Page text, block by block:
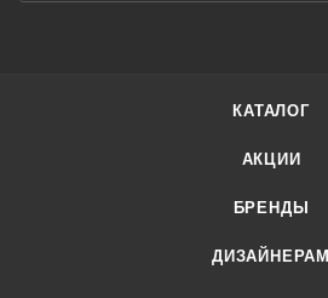
КАТАЛОГ
АКЦИИ
БРЕНДЫ
ДИЗАЙНЕРАМ